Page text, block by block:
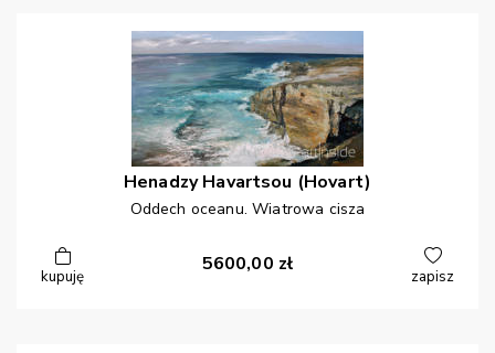
Henadzy Havartsou (Hovart)
Oddech oceanu. Wiatrowa cisza
kupuję
5600,00 zł
zapisz